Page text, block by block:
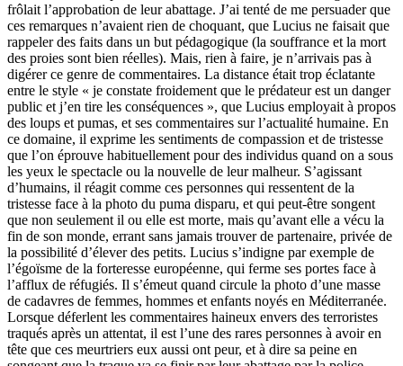
frôlait l’approbation de leur abattage. J’ai tenté de me persuader que
ces remarques n’avaient rien de choquant, que Lucius ne faisait que
rappeler des faits dans un but pédagogique (la souffrance et la mort
des proies sont bien réelles). Mais, rien à faire, je n’arrivais pas à
digérer ce genre de commentaires. La distance était trop éclatante
entre le style « je constate froidement que le prédateur est un danger
public et j’en tire les conséquences », que Lucius employait à propos
des loups et pumas, et ses commentaires sur l’actualité humaine. En
ce domaine, il exprime les sentiments de compassion et de tristesse
que l’on éprouve habituellement pour des individus quand on a sous
les yeux le spectacle ou la nouvelle de leur malheur. S’agissant
d’humains, il réagit comme ces personnes qui ressentent de la
tristesse face à la photo du puma disparu, et qui peut-être songent
que non seulement il ou elle est morte, mais qu’avant elle a vécu la
fin de son monde, errant sans jamais trouver de partenaire, privée de
la possibilité d’élever des petits. Lucius s’indigne par exemple de
l’égoïsme de la forteresse européenne, qui ferme ses portes face à
l’afflux de réfugiés. Il s’émeut quand circule la photo d’une masse
de cadavres de femmes, hommes et enfants noyés en Méditerranée.
Lorsque déferlent les commentaires haineux envers des terroristes
traqués après un attentat, il est l’une des rares personnes à avoir en
tête que ces meurtriers eux aussi ont peur, et à dire sa peine en